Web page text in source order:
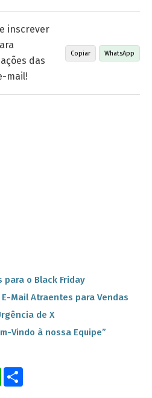
inscrever
das
mail!
Copiar WhatsApp
para o Black Friday
Mail Atraentes para Vendas
de X
Vindo à nossa Equipe”
WhatsApp